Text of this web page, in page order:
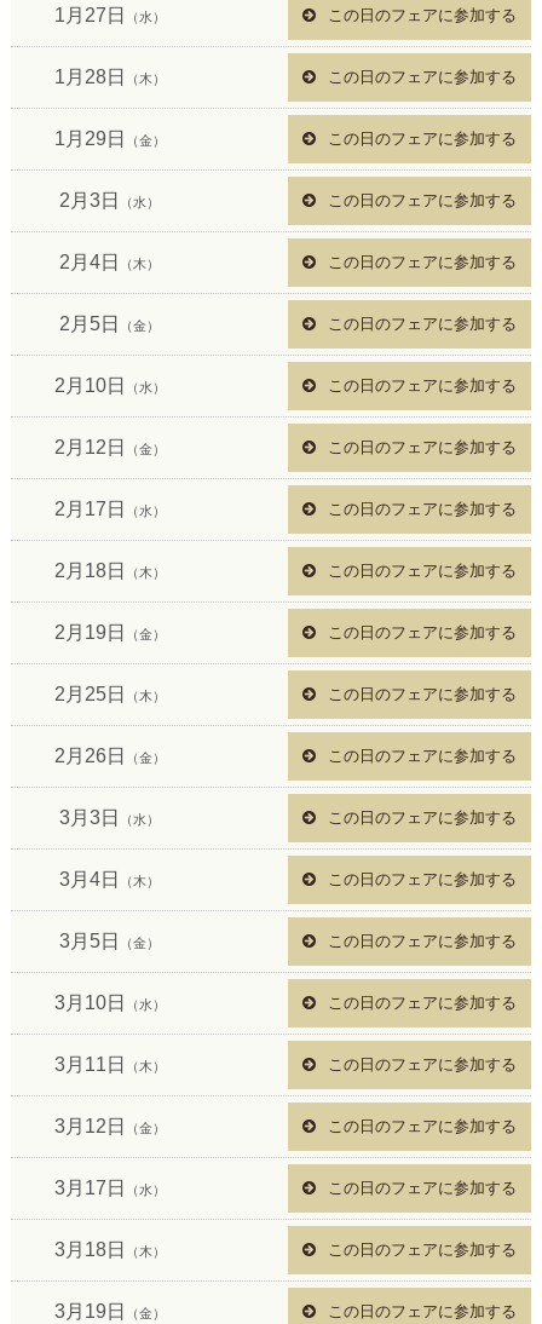
1月27日 （水） この日のフェアに参加する
1月28日 （木） この日のフェアに参加する
1月29日 （金） この日のフェアに参加する
2月3日 （水） この日のフェアに参加する
2月4日 （木） この日のフェアに参加する
2月5日 （金） この日のフェアに参加する
2月10日 （水） この日のフェアに参加する
2月12日 （金） この日のフェアに参加する
2月17日 （水） この日のフェアに参加する
2月18日 （木） この日のフェアに参加する
2月19日 （金） この日のフェアに参加する
2月25日 （木） この日のフェアに参加する
2月26日 （金） この日のフェアに参加する
3月3日 （水） この日のフェアに参加する
3月4日 （木） この日のフェアに参加する
3月5日 （金） この日のフェアに参加する
3月10日 （水） この日のフェアに参加する
3月11日 （木） この日のフェアに参加する
3月12日 （金） この日のフェアに参加する
3月17日 （水） この日のフェアに参加する
3月18日 （木） この日のフェアに参加する
3月19日 （金） この日のフェアに参加する